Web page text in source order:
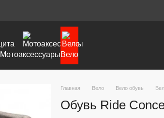
МотоаксессуарыВело
Главная Вело Вело обувь
Обувь Ride